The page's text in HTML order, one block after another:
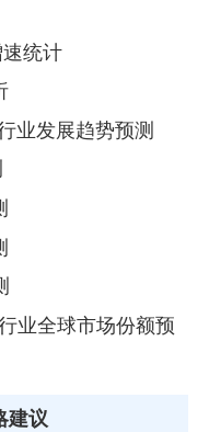
统计
业发展趋势预测
业全球市场份额预
建议